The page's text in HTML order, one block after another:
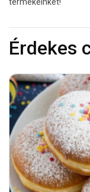
Érdekes